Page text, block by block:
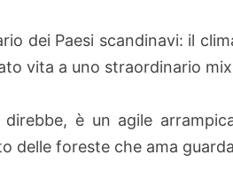
dei Paesi scandinavi: il
vita a uno straordinario
è un agile
delle foreste che ama